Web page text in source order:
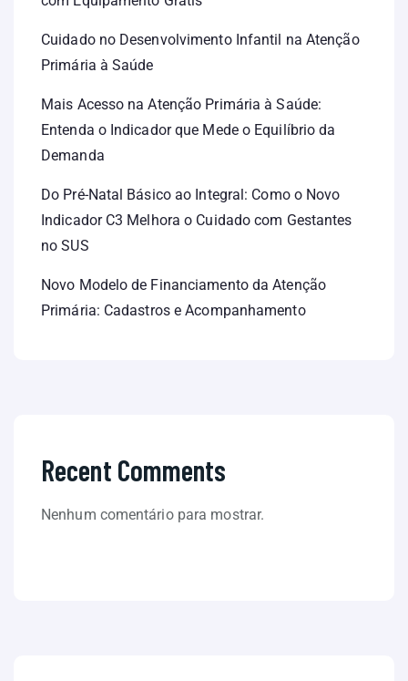
Cuidado no Desenvolvimento Infantil na Atenção
Primária à Saúde
Mais Acesso na Atenção Primária à Saúde:
Entenda o Indicador que Mede o Equilíbrio da
Demanda
Do Pré-Natal Básico ao Integral: Como o Novo
Indicador C3 Melhora o Cuidado com Gestantes
no SUS
Novo Modelo de Financiamento da Atenção
Primária: Cadastros e Acompanhamento
Recent Comments
Nenhum comentário para mostrar.